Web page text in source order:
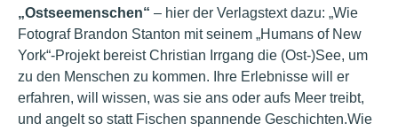
„Ostseemenschen“ – hier der Verlagstext dazu: „Wie
Fotograf Brandon Stanton mit seinem „Humans of New
York“-Projekt bereist Christian Irrgang die (Ost-)See, um
zu den Menschen zu kommen. Ihre Erlebnisse will er
erfahren, will wissen, was sie ans oder aufs Meer treibt,
und angelt so statt Fischen spannende Geschichten.Wie